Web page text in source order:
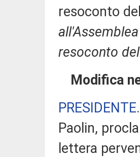
resoconto
resoconto
Modifica
PRESIDENTE
Paolin,
lettera